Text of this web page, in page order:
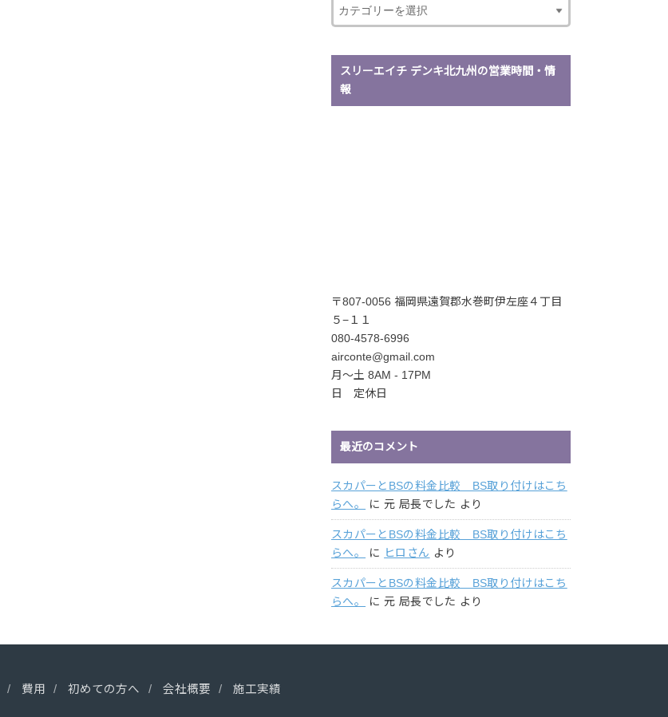
スリーエイチ デンキ北九州の営業時間・情
報
〒807-0056 福岡県遠賀郡水巻町伊左座４丁目
５−１１
080-4578-6996
airconte@gmail.com
月〜土 8AM - 17PM
日 定休日
最近のコメント
スカパーとBSの料金比較 BS取り付けはこち
らへ。
に元 局長でした より
スカパーとBSの料金比較 BS取り付けはこち
らへ。
に ヒロさん より
スカパーとBSの料金比較 BS取り付けはこち
らへ。
に元 局長でした より
費用 初めての方へ 会社概要 施工実績